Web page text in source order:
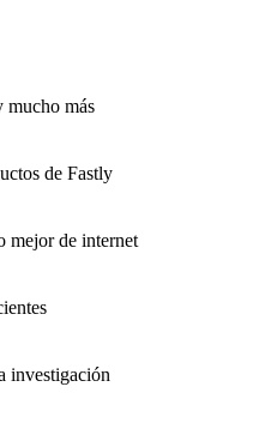
mucho más
de Fastly
mejor de internet
investigación